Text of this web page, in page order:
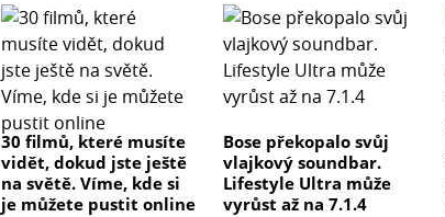
30 filmů, které musíte
vidět, dokud jste ještě
na světě. Víme, kde si
je můžete pustit online
Bose překopalo svůj
vlajkový soundbar.
Lifestyle Ultra může
vyrůst až na 7.1.4